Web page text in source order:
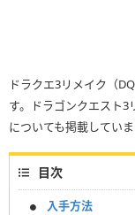
ドラクエ3リメイク（
す。ドラゴンクエスト
についても掲載していま
目次
入手方法